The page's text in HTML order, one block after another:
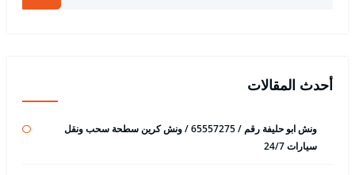
أحدث المقالات
ونش ابو حليفة رقم / 65557275 / ونش كرين سطحة سحب ونقل
سيارات 24/7